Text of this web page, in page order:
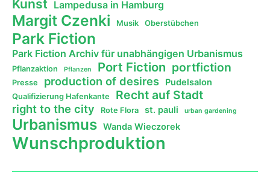
Kunst Lampedusa in Hamburg
Margit Czenki Musik Oberstübchen
Park Fiction
Park Fiction Archiv für unabhängigen Urbanismus
Pflanzaktion Pflanzen Port Fiction portfiction
Presse production of desires Pudelsalon
Qualifizierung Hafenkante Recht auf Stadt
right to the city Rote Flora st. pauli urban gardening
Urbanismus Wanda Wieczorek
Wunschproduktion